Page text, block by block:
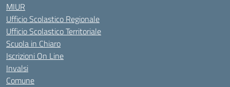
MIUR
Ufficio Scolastico Regionale
Ufficio Scolastico Territoriale
Scuola in Chiaro
Iscrizioni On Line
Invalsi
Comune